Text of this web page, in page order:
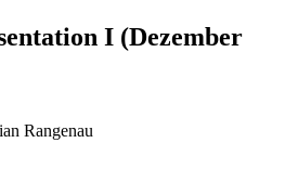
I (Dezember
Rangenau